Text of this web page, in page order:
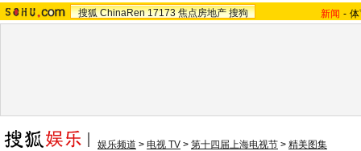
搜狐 ChinaRen 17173 焦点房地产 搜狗 新闻 -
娱乐频道 > 电视 TV > 第十四届上海电视节 > 精美图集